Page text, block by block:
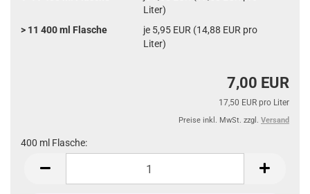
Liter)
> 11 400 ml Flasche
je 5,95 EUR (14,88 EUR pro
Liter)
7,00 EUR
17,50 EUR pro Liter
Preise inkl. MwSt. zzgl. Versand
400 ml Flasche: